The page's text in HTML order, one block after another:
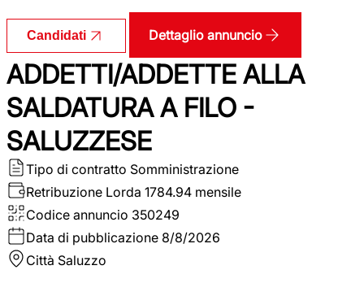
Candidati Dettaglio annuncio
ADDETTI/ADDETTE ALLA
SALDATURA A FILO -
SALUZZESE
Tipo di contratto Somministrazione
Retribuzione Lorda 1784.94 mensile
Codice annuncio 350249
Data di pubblicazione 8/8/2026
Città Saluzzo